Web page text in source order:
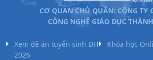
CƠ QUAN CHỦ QUẢN: CÔNG TY
CÔNG NGHỆ GIÁO DỤC
Xem đề án tuyển sinh ĐH
2026
Khóa học